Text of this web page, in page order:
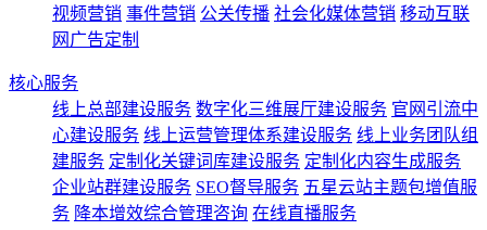
视频营销 事件营销 公关传播 社会化媒体营销 移动互联
网广告定制
核心服务
线上总部建设服务 数字化三维展厅建设服务 官网引流中
心建设服务 线上运营管理体系建设服务 线上业务团队组
建服务 定制化关键词库建设服务 定制化内容生成服务
企业站群建设服务 SEO督导服务 五星云站主题包增值服
务 降本增效综合管理咨询 在线直播服务